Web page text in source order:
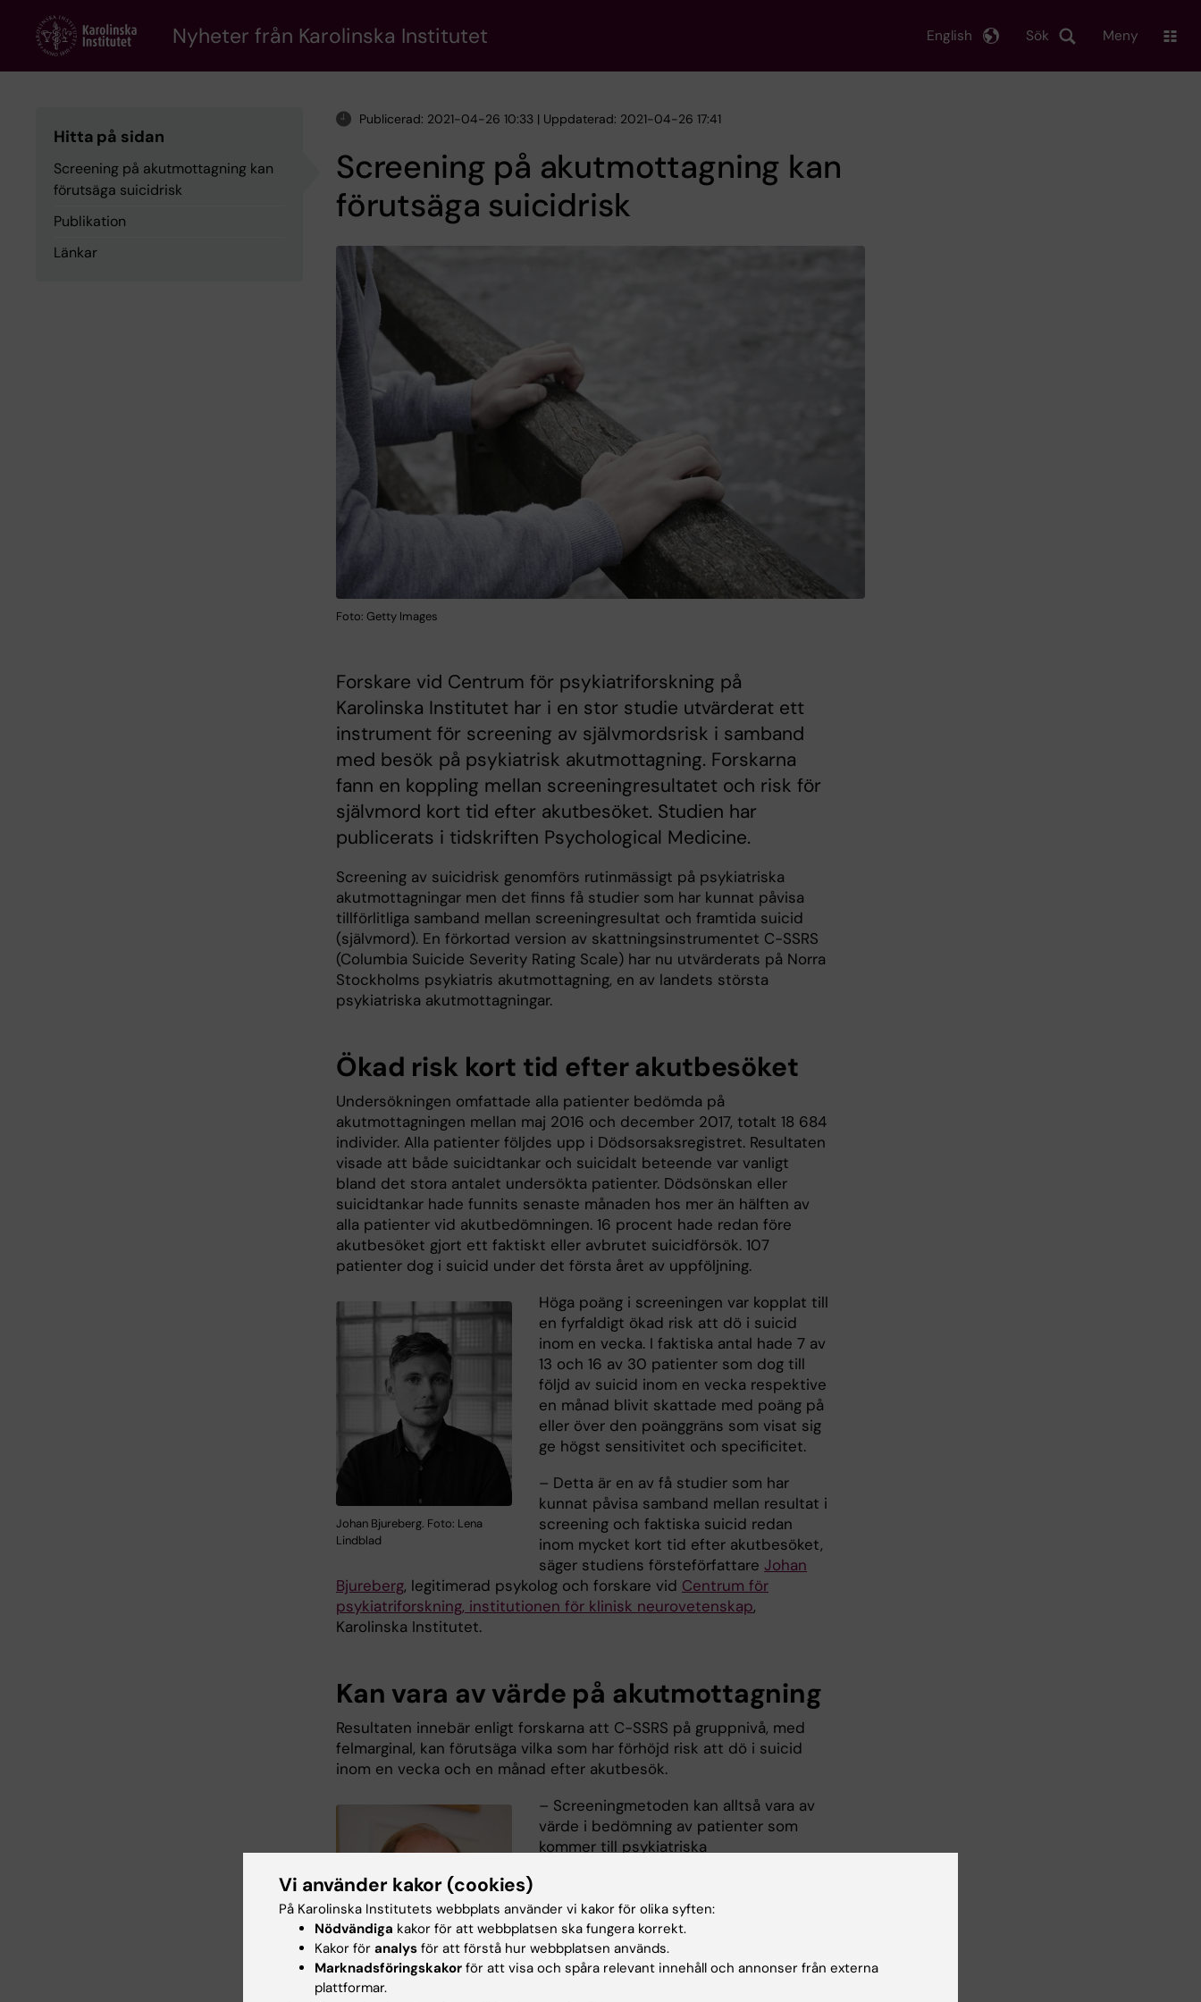
content
Nyheter från Karolinska Institutet Sök
English Meny
Hitta på sidan
Screening på akutmottagning kan
förutsäga suicidrisk
Publikation
Länkar
Publicerad: 2021-04-26 10:33 | Uppdaterad: 2021-04-26 17:41
Screening på akutmottagning kan
förutsäga suicidrisk
Foto: Getty Images
Forskare vid Centrum för psykiatriforskning på
Karolinska Institutet har i en stor studie utvärderat ett
instrument för screening av självmordsrisk i samband
med besök på psykiatrisk akutmottagning. Forskarna
fann en koppling mellan screeningresultatet och risk för
självmord kort tid efter akutbesöket. Studien har
publicerats i tidskriften Psychological Medicine.
Screening av suicidrisk genomförs rutinmässigt på psykiatriska
akutmottagningar men det finns få studier som har kunnat påvisa
tillförlitliga samband mellan screeningresultat och framtida suicid
(självmord). En förkortad version av skattningsinstrumentet C-SSRS
(Columbia Suicide Severity Rating Scale) har nu utvärderats på Norra
Stockholms psykiatris akutmottagning, en av landets största
psykiatriska akutmottagningar.
Ökad risk kort tid efter akutbesöket
Undersökningen omfattade alla patienter bedömda på
akutmottagningen mellan maj 2016 och december 2017, totalt 18 684
individer. Alla patienter följdes upp i Dödsorsaksregistret. Resultaten
visade att både suicidtankar och suicidalt beteende var vanligt
bland det stora antalet undersökta patienter. Dödsönskan eller
suicidtankar hade funnits senaste månaden hos mer än hälften av
alla patienter vid akutbedömningen. 16 procent hade redan före
akutbesöket gjort ett faktiskt eller avbrutet suicidförsök. 107
patienter dog i suicid under det första året av uppföljning.
Johan Bjureberg. Foto: Lena
Lindblad
Höga poäng i screeningen var kopplat till
en fyrfaldigt ökad risk att dö i suicid
inom en vecka. I faktiska antal hade 7 av
13 och 16 av 30 patienter som dog till
följd av suicid inom en vecka respektive
en månad blivit skattade med poäng på
eller över den poänggräns som visat sig
ge högst sensitivitet och specificitet.
– Detta är en av få studier som har
kunnat påvisa samband mellan resultat i
screening och faktiska suicid redan
inom mycket kort tid efter akutbesöket,
säger studiens försteförfattareJohan
Bjureberg, legitimerad psykolog och forskare vid Centrum för
psykiatriforskning, institutionen för klinisk neurovetenskap,
Karolinska Institutet.
Kan vara av värde på akutmottagning
Resultaten innebär enligt forskarna att C-SSRS på gruppnivå, med
felmarginal, kan förutsäga vilka som har förhöjd risk att dö i suicid
inom en vecka och en månad efter akutbesök.
– Screeningmetoden kan alltså vara av
värde i bedömning av patienter som
kommer till psykiatriska
suicidriskbedömning som följs upp i
omhändertagande och behandling,
säger studiens sisteförfattare
Runeson , överläkare vid Norra
Vi använder kakor (cookies)
På Karolinska Institutets webbplats använder vi kakor för olika syften:
Nödvändiga kakor för att webbplatsen ska fungera korrekt.
Kakor för analys för att förstå hur webbplatsen används.
Marknadsföringskakor för att visa och spåra relevant innehåll och annonser från externa
plattformar.